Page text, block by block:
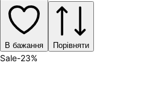
В бажання Порівняти
Sale-23%